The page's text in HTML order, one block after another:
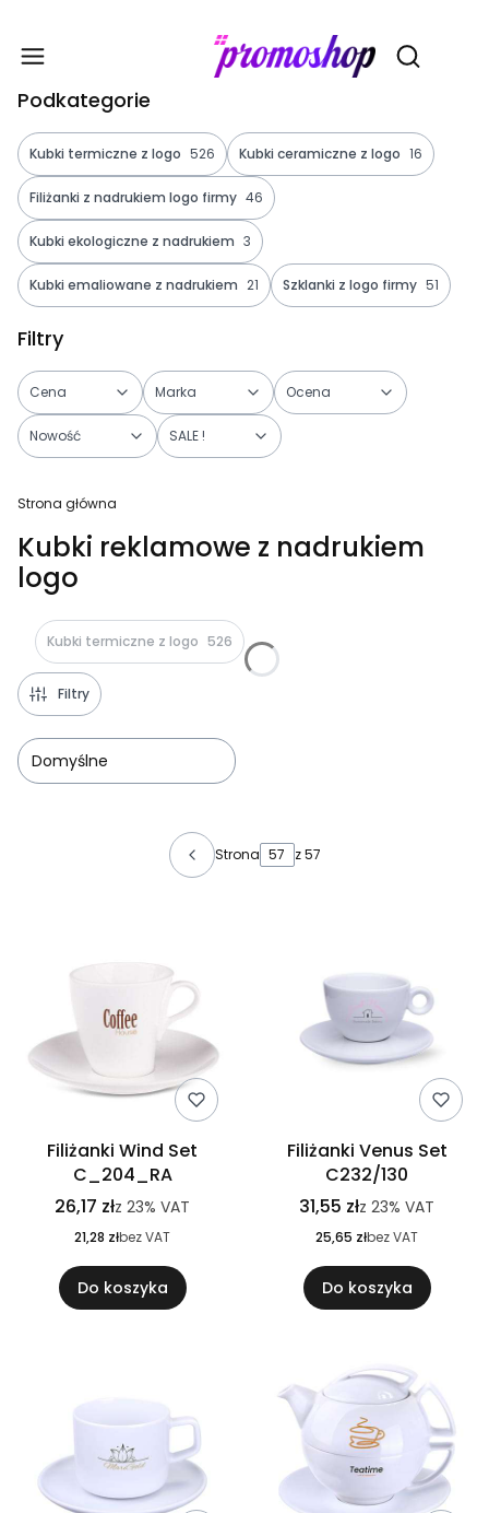
Otwórz
Podkategorie
Kubki termiczne z logo 526 Kubki ceramiczne z logo 16
Filiżanki z nadrukiem logo firmy 46
Kubki ekologiczne z nadrukiem 3
Kubki emaliowane z nadrukiem 21 Szklanki z logo firmy 51
Filtry
Cena Marka Ocena
Nowość SALE !
Strona główna
Kubki reklamowe z nadrukiem
logo
Kubki termiczne z logo 526
Filtry
Domyślne
Strona z 57
Filiżanki Wind Set
C_204_RA
26,17 złz 23% VAT
21,28 złbez VAT
Do koszyka
Filiżanki Venus Set
C232/130
31,55 złz 23% VAT
25,65 złbez VAT
Do koszyka